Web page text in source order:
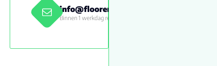
info@floorenmore.nl
Binnen 1 werkdag reactie